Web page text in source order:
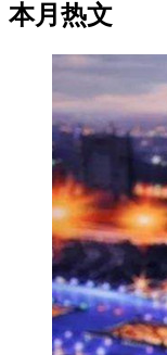
本月热文